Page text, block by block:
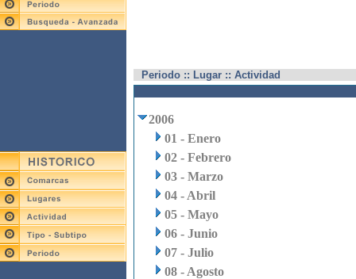
Periodo :: Lugar :: Actividad
2006
01 - Enero
02 - Febrero
03 - Marzo
04 - Abril
05 - Mayo
06 - Junio
07 - Julio
08 - Agosto